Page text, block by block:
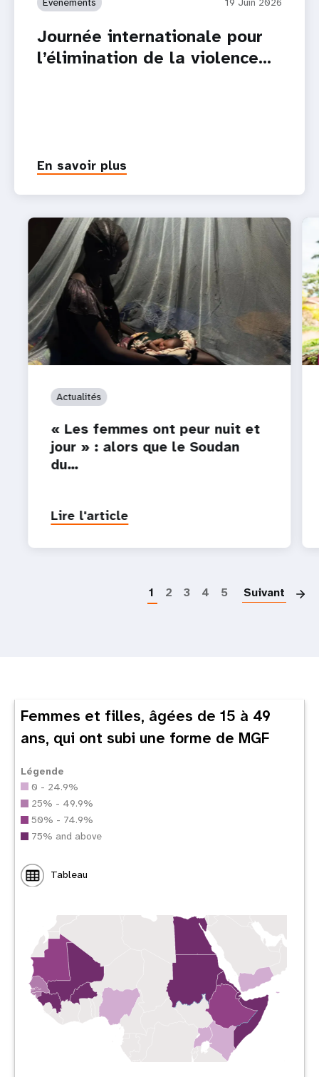
Journée internationale pour
l’élimination de la violence…
En savoir plus
Actualités
« Les femmes ont peur nuit et
jour » : alors que le Soudan
du…
Lire l'article
1 2 3 4 5 Suivant
Femmes et filles, âgées de 15 à 49
ans, qui ont subi une forme de MGF
Légende
0 - 24.9%
25% - 49.9%
50% - 74.9%
75% and above
Tableau